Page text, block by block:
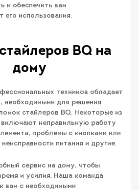
и обеспечить вам
его использования.
BQ на
дому
техников обладает
необходимыми для решения
стайлеров BQ. Некоторые из
включают неправильную работу
проблемы с кнопками или
питания и другие.
сервис на дому, чтобы
и усилия. Наша команда
вам с необходимыми